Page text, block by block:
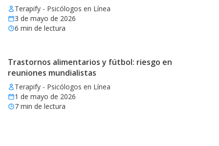
Terapify - Psicólogos en Línea
3 de mayo de 2026
6 min de lectura
Trastornos alimentarios y fútbol: riesgo en
reuniones mundialistas
Terapify - Psicólogos en Línea
1 de mayo de 2026
7 min de lectura